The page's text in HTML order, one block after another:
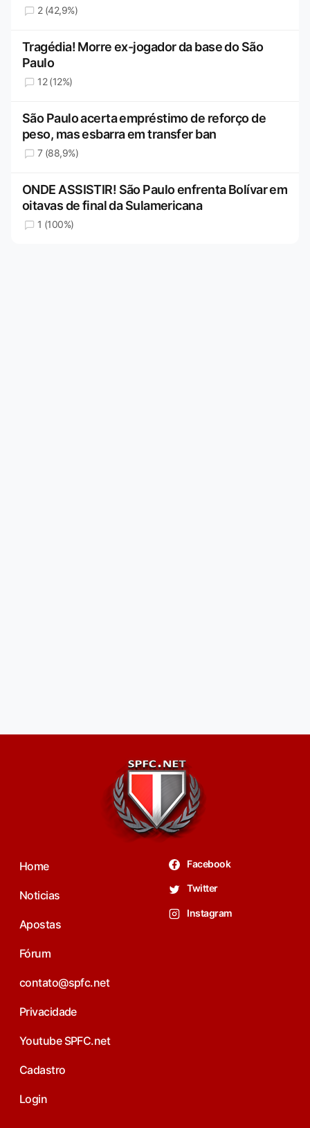
2 (42,9%)
Tragédia! Morre ex-jogador da base do São
Paulo
12 (12%)
São Paulo acerta empréstimo de reforço de
peso, mas esbarra em transfer ban
7 (88,9%)
ONDE ASSISTIR! São Paulo enfrenta Bolívar em
oitavas de final da Sulamericana
1 (100%)
Home
Noticias
Apostas
Fórum
contato@spfc.net
Privacidade
Youtube SPFC.net
Cadastro
Login
Facebook
Twitter
Instagram